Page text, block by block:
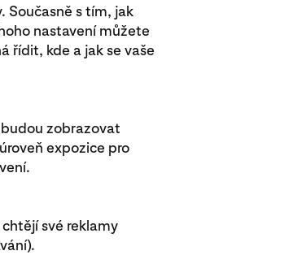
Současně s tím, jak
nastavení můžete
řídit, kde a jak se vaše
zobrazovat
expozice pro
své reklamy